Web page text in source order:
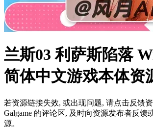
兰斯03 利萨斯陷落
简体中文游戏本体资
若资源链接失效, 或出现问题, 请点击反馈
Galgame 的评论区, 及时向资源发布者反馈
源。